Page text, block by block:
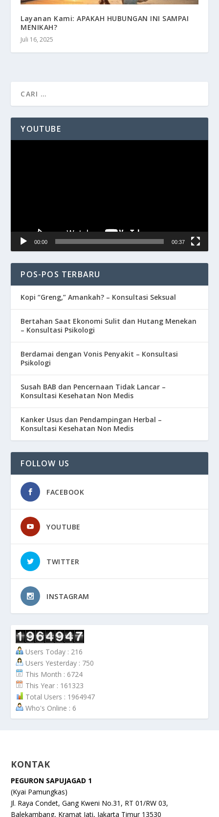
Layanan Kami: APAKAH HUBUNGAN INI SAMPAI
MENIKAH?
Juli 16, 2025
YOUTUBE
00:00 00:37
POS-POS TERBARU
Kopi “Greng,” Amankah? – Konsultasi Seksual
Bertahan Saat Ekonomi Sulit dan Hutang Menekan
– Konsultasi Psikologi
Berdamai dengan Vonis Penyakit – Konsultasi
Psikologi
Susah BAB dan Pencernaan Tidak Lancar –
Konsultasi Kesehatan Non Medis
Kanker Usus dan Pendampingan Herbal –
Konsultasi Kesehatan Non Medis
FOLLOW US
FACEBOOK
YOUTUBE
TWITTER
INSTAGRAM
Users Today : 216
Users Yesterday : 750
This Month : 6724
This Year : 161323
Total Users : 1964947
Who's Online : 6
KONTAK
PEGURON SAPUJAGAD 1
(Kyai Pamungkas)
Jl. Raya Condet, Gang Kweni No.31, RT 01/RW 03,
Balekambang, Kramat Jati, Jakarta Timur 13530